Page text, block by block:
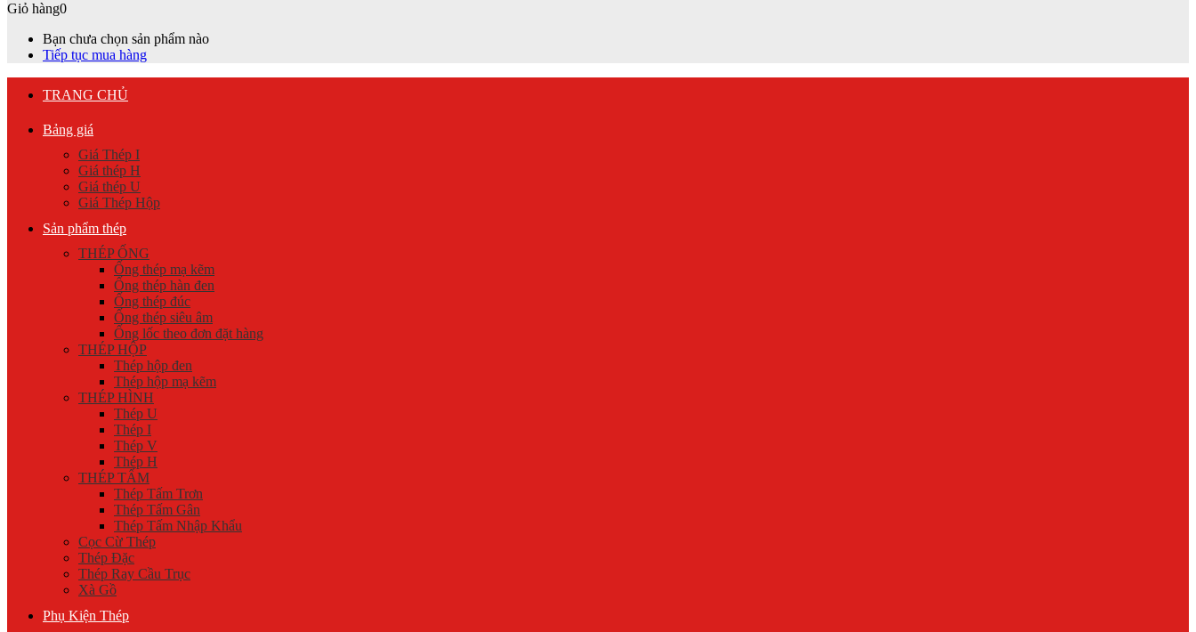
Giỏ hàng0
Bạn chưa chọn sản phẩm nào
Tiếp tục mua hàng
TRANG CHỦ
Bảng giá
Giá Thép I
Giá thép H
Giá thép U
Giá Thép Hộp
Sản phẩm thép
THÉP ỐNG
Ống thép mạ kẽm
Ống thép hàn đen
Ống thép đúc
Ống thép siêu âm
Ống lốc theo đơn đặt hàng
THÉP HỘP
Thép hộp đen
Thép hộp mạ kẽm
THÉP HÌNH
Thép U
Thép I
Thép V
Thép H
THÉP TẤM
Thép Tấm Trơn
Thép Tấm Gân
Thép Tấm Nhập Khẩu
Cọc Cừ Thép
Thép Đặc
Thép Ray Cầu Trục
Xà Gồ
Phụ Kiện Thép